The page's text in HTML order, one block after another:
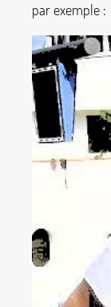
par exemple :